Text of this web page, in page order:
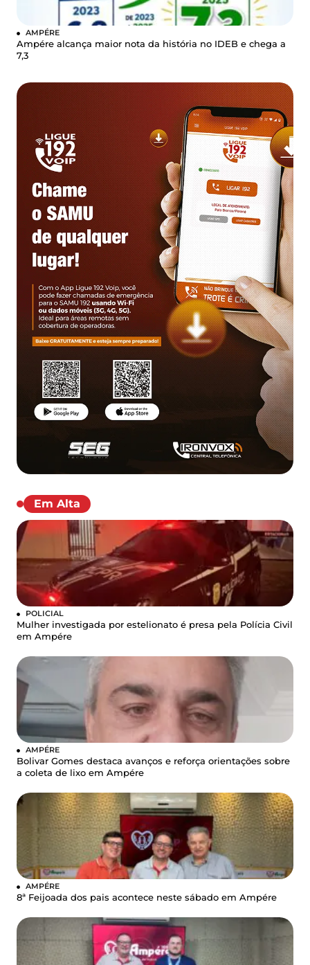
AMPÉRE
Ampére alcança maior nota da história no IDEB e chega a
7,3
Em Alta
POLICIAL
Mulher investigada por estelionato é presa pela Polícia Civil
em Ampére
AMPÉRE
Bolivar Gomes destaca avanços e reforça orientações sobre
a coleta de lixo em Ampére
AMPÉRE
8ª Feijoada dos pais acontece neste sábado em Ampére